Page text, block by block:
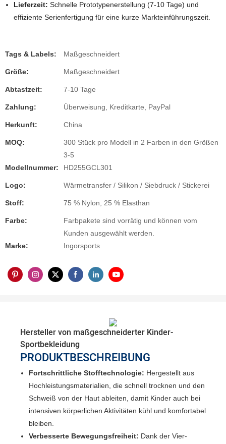
Lieferzeit: Schnelle Prototypenerstellung (7-10 Tage) und
effiziente Serienfertigung für eine kurze Markteinführungszeit.
Tags & Labels: Maßgeschneidert
Größe: Maßgeschneidert
Abtastzeit: 7-10 Tage
Zahlung: Überweisung, Kreditkarte, PayPal
Herkunft: China
MOQ:
300 Stück pro Modell in 2 Farben in den Größen
3-5
Modellnummer:
HD255GCL301
Logo: Wärmetransfer / Silikon / Siebdruck / Stickerei
Stoff: 75 % Nylon, 25 % Elasthan
Farbe:
Farbpakete sind vorrätig und können vom
Kunden ausgewählt werden.
Marke:
Ingorsports
Hersteller von maßgeschneiderter Kinder-
Sportbekleidung
PRODUKTBESCHREIBUNG
Fortschrittliche Stofftechnologie: Hergestellt aus
Hochleistungsmaterialien, die schnell trocknen und den
Schweiß von der Haut ableiten, damit Kinder auch bei
intensiven körperlichen Aktivitäten kühl und komfortabel
bleiben.
Verbesserte Bewegungsfreiheit: Dank der Vier-